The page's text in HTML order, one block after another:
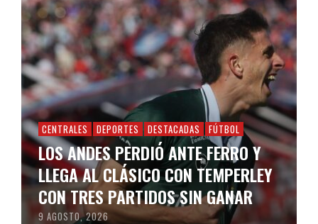
CENTRALES DEPORTES DESTACADAS FÚTBOL
LOS ANDES PERDIÓ ANTE FERRO Y
LLEGA AL CLÁSICO CON TEMPERLEY
CON TRES PARTIDOS SIN GANAR
9 AGOSTO, 2026